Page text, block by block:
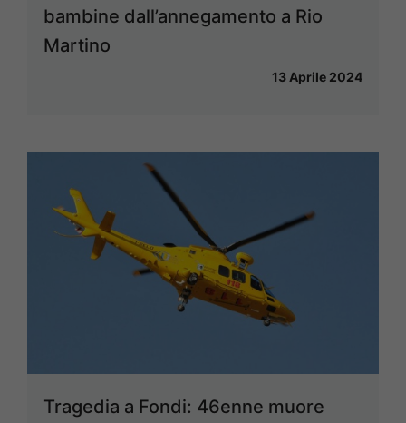
bambine dall’annegamento a Rio
Martino
13 Aprile 2024
Tragedia a Fondi: 46enne muore